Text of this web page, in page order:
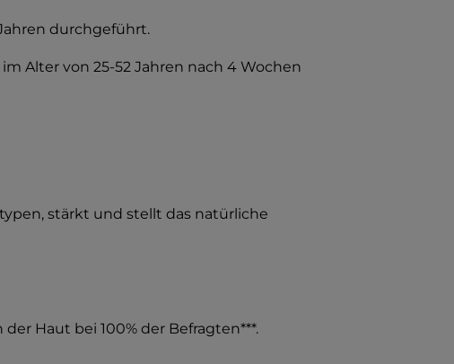
durchgeführt.
Alter von 25-52 Jahren nach 4 Wochen
stärkt und stellt das natürliche
Haut bei 100% der Befragten***.